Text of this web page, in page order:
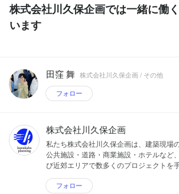
株式会社川久保企画では一緒に働
います
田窪 舞 株式会社川久保企画 / その他
フォロー
株式会社川久保企画
私たち株式会社川久保企画は、建築現場
公共施設・道路・商業施設・ホテルなど
び近郊エリアで数多くのプロジェクトを
フォロー